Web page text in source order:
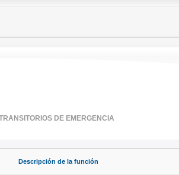
DE EMERGENCIA
Descripción de la función